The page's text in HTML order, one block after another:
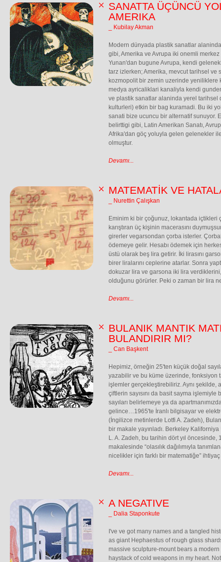
SANATTA ÜÇÜNCÜ
AMERIKA
_ Kubilay Akman
Modern dünyada plastik sanatlar
gibi, Amerika ve Avrupa iki onemli
Yunan'dan bugune Avrupa, kendi
tarz izlerken; Amerika, mevcut tarihsel ve
kozmopolit bir zemin uzerinde yeniliklere
medya ayricaliklari kanaliyla kendi
ve plastik sanatlar alaninda yerel
kulturleri) etkin bir bag kuramadi. Bu iki
sanati bize ucuncu bir alternatif sunuyor.
belirttigi gibi, Latin Amerikan Sanatı,
Afrika'dan göç yoluyla gelen gelenekler
olmuştur.
Devamı...
MATEMATİK VE
_ Nurettin Çalışkan
Eminim ki bir çoğunuz, lokantada içtikleri
karıştıran üç kişinin macerasını
girerler vegarsondan çorba isterler.
ödemeye gelir. Hesabı ödemek için
üstü olarak beş lira getirir. İki lirasını
birer liralarını ceplerine atarlar. Sonra
dokuzar lira ve garsona iki lira
olduğunu görürler. Peki o zaman bir lira
Devamı...
BULANIK MANTIK
BULANDIRIR MI?
_ Can Başkent
Hepimiz, örneğin 25'ten küçük doğal
yazabilir ve bu küme üzerinde, fonksiyon
işlemler gerçekleştirebiliriz. Aynı şekilde,
çiftlerin sayısını da basit sayma
sayıları belirlemeye ya da
gelince…1965'te İranlı bilgisayar ve
(İngilizce metinlerde Lotfi A. Zadeh),
bir makale yayınladı. Berkeley
L. A. Zadeh, bu tarihin dört yıl öncesinde,
makalesinde “olasılık dağılımıyla
nicelikler için farklı bir matematiğe”
Devamı...
A NEGATIVE
_ Dalia Staponkute
I've ve got many names and a tangled
as giant Hephaestus of rough glass
massive sculpture-mount bears a modern
haystack of cold weapons in my heart.